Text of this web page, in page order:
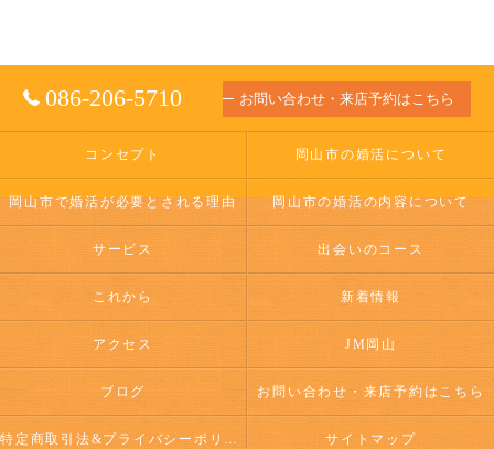
086-206-5710 お問い合わせ・来店予約はこちら
コンセプト 岡山市の婚活について
岡山市で婚活が必要とされる理由 岡山市の婚活の内容について
サービス 出会いのコース
これから 新着情報
アクセス JM岡山
ブログ お問い合わせ・来店予約はこちら
特定商取引法&プライバシーポリシー サイトマップ